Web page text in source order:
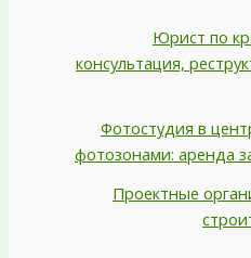
Юрист по
консультация,
Фотостудия в
фотозонами: аренда
Проектные